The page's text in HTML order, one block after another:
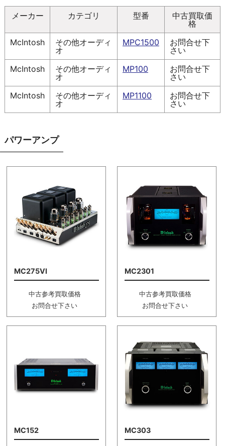
メーカー カテゴリ 型番
中古買取価
格
McIntosh
その他オーディ
オ
MPC1500
お問合せ下
さい
McIntosh
その他オーディ
オ
MP100
お問合せ下
さい
McIntosh
その他オーディ
オ
MP1100
お問合せ下
さい
パワーアンプ
MC275VI
中古参考買取価格
お問合せ下さい
MC2301
中古参考買取価格
お問合せ下さい
MC152 MC303